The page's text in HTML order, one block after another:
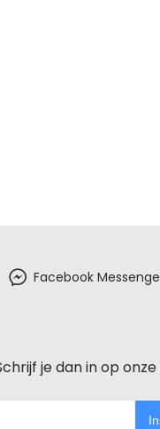
Facebook
je dan in op